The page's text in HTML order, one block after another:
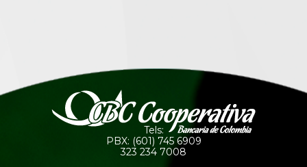
Tels:
PBX: (601) 745 6909
323 234 7008